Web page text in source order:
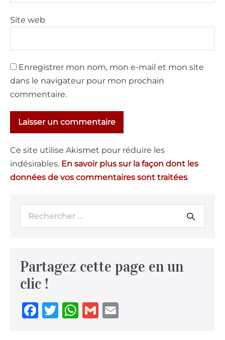
Site web
Enregistrer mon nom, mon e-mail et mon site
dans le navigateur pour mon prochain
commentaire.
Ce site utilise Akismet pour réduire les
indésirables. En savoir plus sur la façon dont les
données de vos commentaires sont traitées.
Partagez cette page en un
clic !
F
T
W G